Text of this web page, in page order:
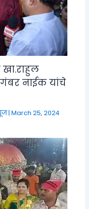
खा.राहुल
नाईक यांचे
|March 25, 2024